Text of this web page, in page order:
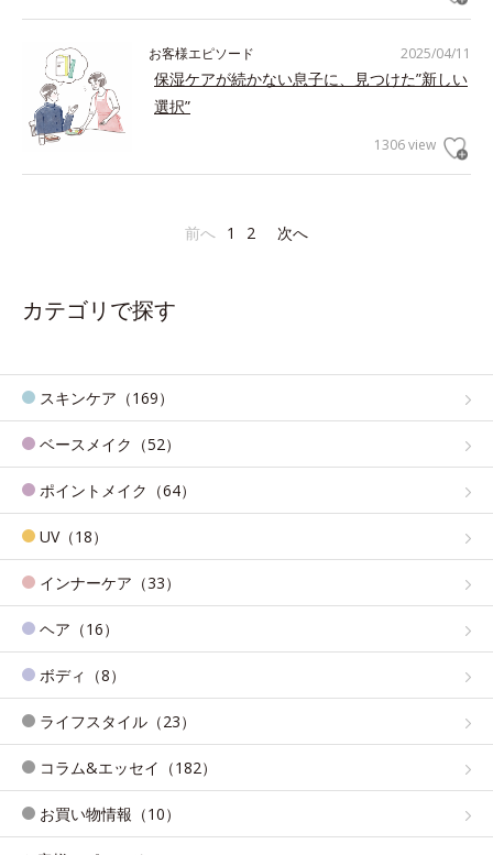
2025/04/11
お客様エピソード
保湿ケアが続かない息子に、見つけた”新しい
選択”
1306 view
前へ 1 2 次へ
カテゴリで探す
スキンケア（169）
ベースメイク（52）
ポイントメイク（64）
UV（18）
インナーケア（33）
ヘア（16）
ボディ（8）
ライフスタイル（23）
コラム&エッセイ（182）
お買い物情報（10）